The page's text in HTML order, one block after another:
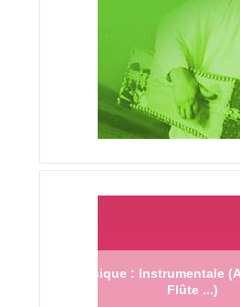
Musique : Instrumentale
Flûte ...)